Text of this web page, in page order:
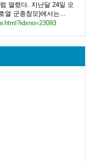
열렸다. 지난달 24일 오
열 군종참모)에서는...